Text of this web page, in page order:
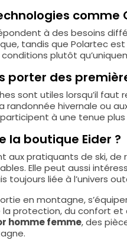
comme
à des besoins
tandis que Polartec
plutôt
porter des
sont utiles lorsqu’il
randonnée hivernale ou
à une tenue plus
la boutique Eider ?
aux pratiquants de ski,
Elle peut aussi
toujours liée à l’univers
en montagne,
protection, du confort et
homme femme, des